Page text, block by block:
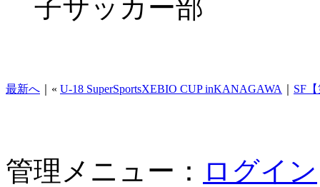
子サッカー部
最新へ ｜« U-18 SuperSportsXEBIO CUP inKANAGAWA SF
管理メニュー： ログイン